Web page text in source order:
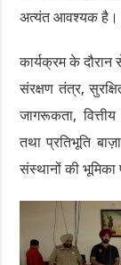
अत्यंत आवश्यक है।
कार्यक्रम के
संरक्षण तंत्र,
जागरूकता,
तथा प्रतिभूति
संस्थानों की भूमिका